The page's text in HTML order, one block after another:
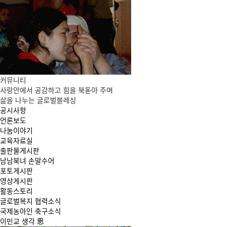
커뮤니티
사랑안에서 공감하고 힘을 북돋아 주며
삶을 나누는 글로벌블레싱
공시사항
언론보도
나눔이야기
교육자료실
출판물게시판
남남북녀 손말수어
포토게시판
영상게시판
활동스토리
글로벌복지 협력소식
국제농아인 축구소식
이민교 생각 思